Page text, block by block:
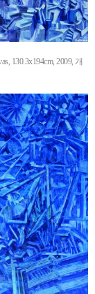
130.3x194cm, 2009, 개